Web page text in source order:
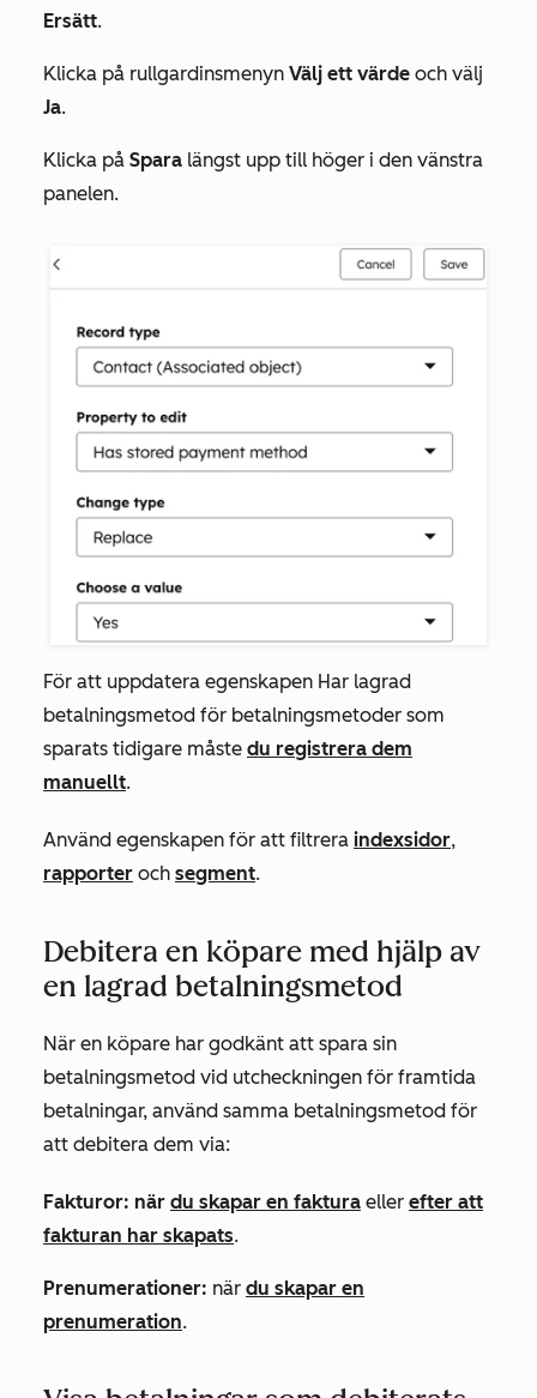
Ersätt.
Klicka på rullgardinsmenyn Välj ett värde och välj
Ja.
Klicka på Spara längst upp till höger i den vänstra
panelen.
För att uppdatera egenskapen Har lagrad
betalningsmetod för betalningsmetoder som
sparats tidigare måste du registrera dem
manuellt.
Använd egenskapen för att filtrera indexsidor,
rapporter och segment.
Debitera en köpare med hjälp av
en lagrad betalningsmetod
När en köpare har godkänt att spara sin
betalningsmetod vid utcheckningen för framtida
betalningar, använd samma betalningsmetod för
att debitera dem via:
Fakturor: när du skapar en faktura eller efter att
fakturan har skapats.
Prenumerationer: när du skapar en
prenumeration.